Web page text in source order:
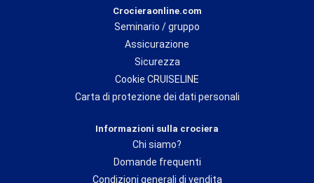
Crocieraonline.com
Seminario / gruppo
Assicurazione
Sicurezza
Cookie CRUISELINE
Carta di protezione dei dati personali
Informazioni sulla crociera
Chi siamo?
Domande frequenti
Condizioni generali di vendita